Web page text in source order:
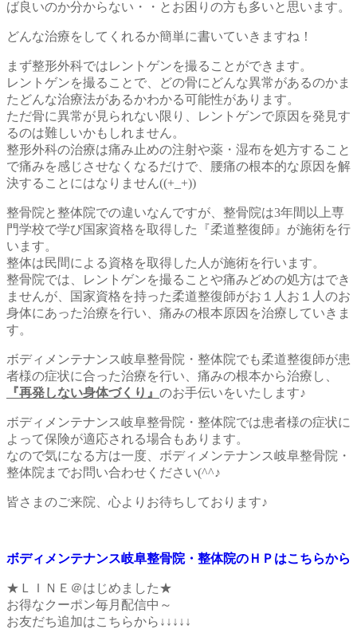
ば良いのか分からない・・とお困りの方も多いと思います。
どんな治療をしてくれるか簡単に書いていきますね！
まず整形外科ではレントゲンを撮ることができます。
レントゲンを撮ることで、どの骨にどんな異常があるのかま
たどんな治療法があるかわかる可能性があります。
ただ骨に異常が見られない限り、レントゲンで原因を発見す
るのは難しいかもしれません。
整形外科の治療は痛み止めの注射や薬・湿布を処方すること
で痛みを感じさせなくなるだけで、腰痛の根本的な原因を解
決することにはなりません((+_+))
整骨院と整体院での違いなんですが、整骨院は3年間以上専
門学校で学び国家資格を取得した『柔道整復師』が施術を行
います。
整体は民間による資格を取得した人が施術を行います。
整骨院では、レントゲンを撮ることや痛みどめの処方はでき
ませんが、国家資格を持った柔道整復師がお１人お１人のお
身体にあった治療を行い、痛みの根本原因を治療していきま
す。
ボディメンテナンス岐阜整骨院・整体院でも柔道整復師が患
者様の症状に合った治療を行い、痛みの根本から治療し、
『再発しない身体づくり』 のお手伝いをいたします♪
ボディメンテナンス岐阜整骨院・整体院では患者様の症状に
よって保険が適応される場合もあります。
なので気になる方は一度、ボディメンテナンス岐阜整骨院・
整体院までお問い合わせください(^^♪
皆さまのご来院、心よりお待ちしております♪
ボディメンテナンス岐阜整骨院・整体院のＨＰはこちらから
★ＬＩＮＥ＠はじめました★
お得なクーポン毎月配信中～
お友だち追加はこちらから↓↓↓↓↓